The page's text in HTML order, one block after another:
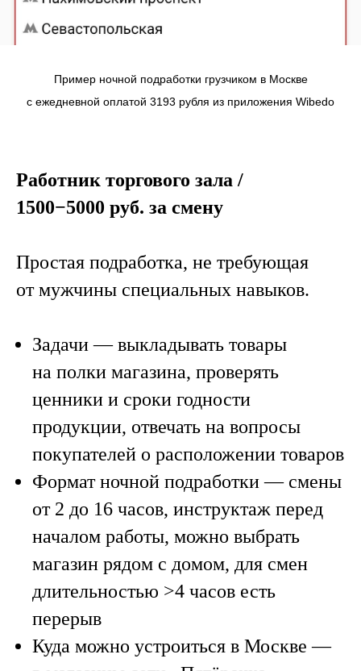
Пример ночной подработки грузчиком в Москве
с ежедневной оплатой 3193 рубля из приложения Wibedo
Работник торгового зала /
1500−5000 руб. за смену
Простая подработка, не требующая
от мужчины специальных навыков.
Задачи— выкладывать товары
на полки магазина, проверять
ценники и сроки годности
продукции, отвечать на вопросы
покупателей о расположении товаров
Формат ночной подработки— смены
от 2 до 16 часов, инструктаж перед
началом работы, можно выбрать
магазин рядом с домом, для смен
длительностью >4 часов есть
перерыв
Куда можно устроиться в Москве —